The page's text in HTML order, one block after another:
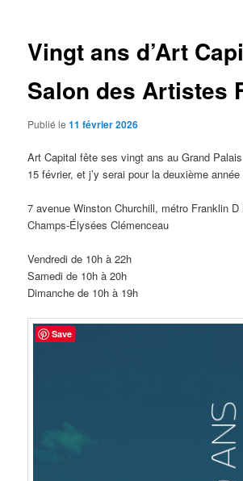
Vingt ans d’Art
Salon des Artistes
Publié le11 février 2026
Art Capital fête ses vingt ans au Grand
15 février, et j’y serai pour la deuxième
7 avenue Winston Churchill, métro Franklin
Champs-Élysées Clémenceau
Vendredi de 10h à 22h
Samedi de 10h à 20h
Dimanche de 10h à 19h
Save